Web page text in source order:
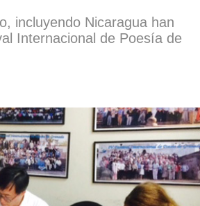
incluyendo Nicaragua han
Internacional de Poesía de